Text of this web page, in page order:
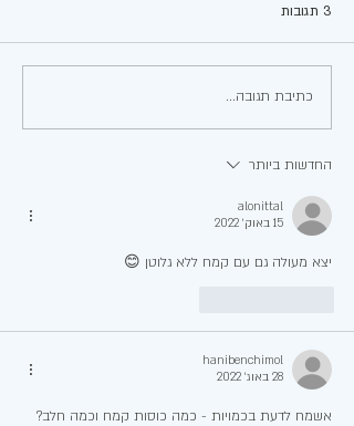
עגבניות ממולאות
3 תגובות
כתיבת תגובה...
החדשות ביותר
alonittal
15 באוק׳ 2022
יצא מעולה גם עם קמח ללא גלוטן 😊
hanibenchimol
28 באוג׳ 2022
אשמח לדעת בכמויות - כמה כוסות קמח וכמה חלב?